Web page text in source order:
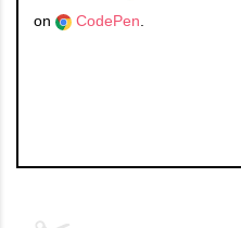
on
CodePen